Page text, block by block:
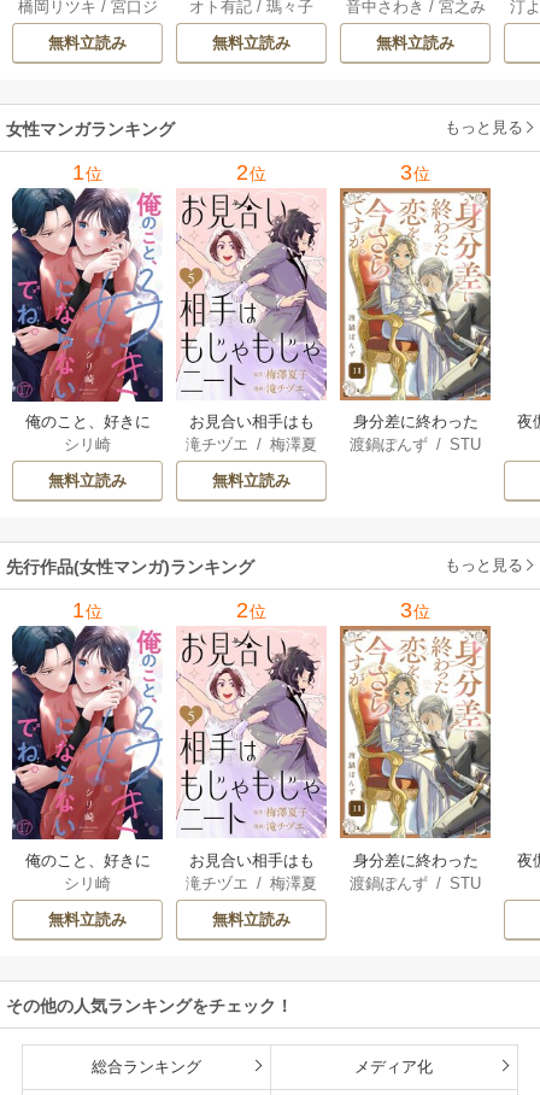
が良すぎる。【単
話版】 52巻
橋岡リツキ / 宮口ジ
ュン/COMIC ROO
M
無料立読み
放されましたが、
どうやら本物の聖
女は私のようで
オト有記 /瑪々子
無料立読み
嫌われた私が冷酷
大尉に愛されるま
で～ 20巻
音中さわき / 宮之み
やこ
無料立読み
ら
汀
女性マンガランキング もっと見る
1位
俺のこと、好きに
ならないでね。
シリ崎
無料立読み
2位
お見合い相手はも
じゃもじゃニート
滝チヅエ /梅澤夏
子（エブリスタ）
無料立読み
3位
身分差に終わった
恋を、今さらです
渡鍋ぽんず /STU
夜
先行作品(女性マンガ)ランキング もっと見る
1位
俺のこと、好きに
ならないでね。
シリ崎
無料立読み
2位
お見合い相手はも
じゃもじゃニート
滝チヅエ /梅澤夏
子（エブリスタ）
無料立読み
3位
身分差に終わった
恋を、今さらです
渡鍋ぽんず /STU
夜
その他の人気ランキングをチェック！
総合ランキング メディア化